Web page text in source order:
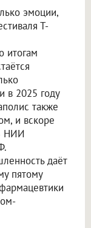
эмоции,
Т-
итогам
в 2025 году
также
и вскоре
НИИ
даёт
пятому